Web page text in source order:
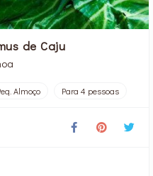
de Caju
Almoço Para 4 pessoas